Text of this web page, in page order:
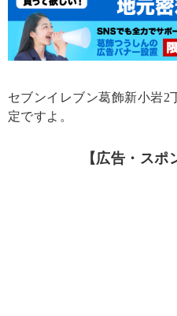
セブンイレブン葛飾新小岩2
定ですよ。
【広告・スポ